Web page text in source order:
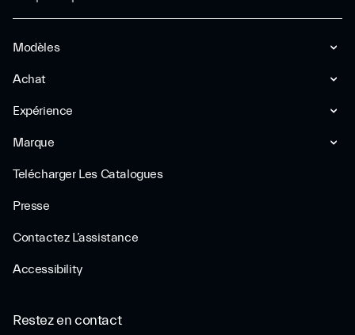
Modèles
Achat
Expérience
Marque
Telécharger Les Catalogues
Presse
Contactez L’assistance
Accessibility
Restez en contact